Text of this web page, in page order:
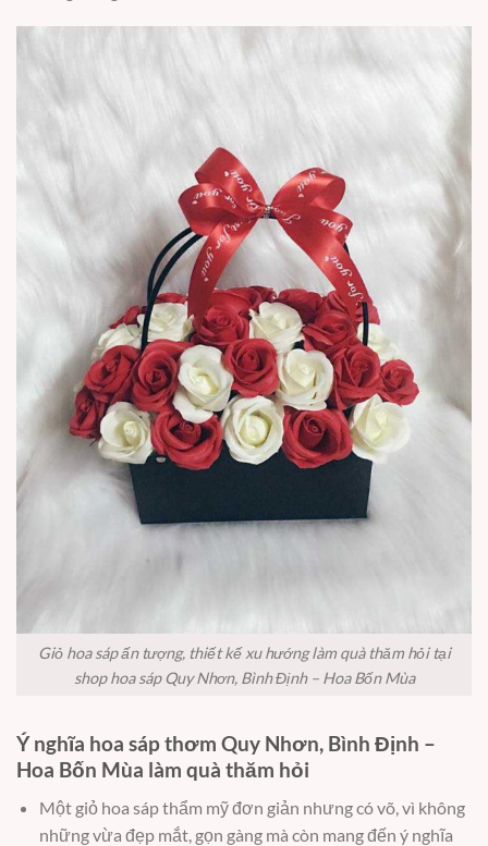
Giỏ hoa sáp ấn tượng, thiết kế xu hướng làm quà thăm hỏi tại
shop hoa sáp Quy Nhơn, Bình Định – Hoa Bốn Mùa
Ý nghĩa hoa sáp thơm Quy Nhơn, Bình Định –
Hoa Bốn Mùa làm quà thăm hỏi
Một giỏ hoa sáp thẩm mỹ đơn giản nhưng có võ, vì không
những vừa đẹp mắt, gọn gàng mà còn mang đến ý nghĩa